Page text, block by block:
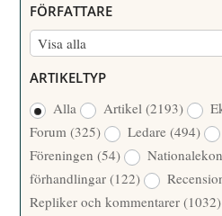
M
M
/
Å
R
FÖRFATTARE
Visa alla
R
F
A
T
T
A
ARTIKELTYP
Alla
Artikel(2193)
Forum(325) Ledare(494)
Föreningen(54)
förhandlingar(122)
Repliker och kommentarer(1032)